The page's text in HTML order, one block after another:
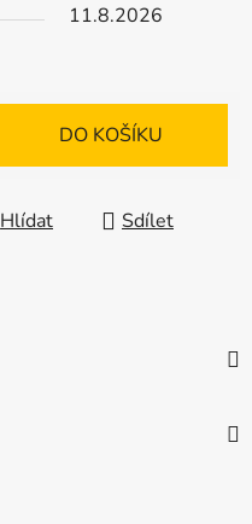
11.8.2026
DO KOŠÍKU
Hlídat Sdílet